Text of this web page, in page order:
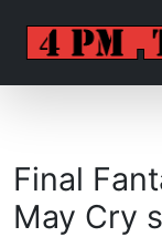
Final
May Cry